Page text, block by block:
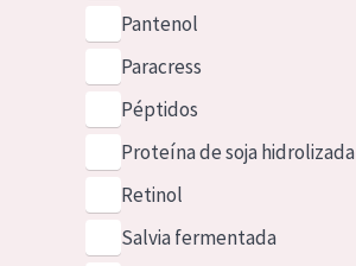
Pantenol
Paracress
Péptidos
Proteína de soja hidrolizada
Retinol
Salvia fermentada